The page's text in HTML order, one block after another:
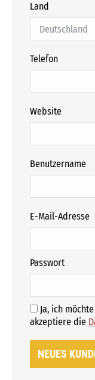
Land
Telefon
Website
Benutzername
E-Mail-Adresse
Passwort
Ja, ich
akzeptiere die
NEUES